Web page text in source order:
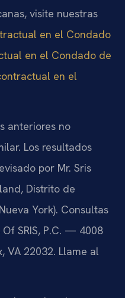
visite nuestras
en el Condado
en el Condado de
en el
anteriores no
Los resultados
por Mr. Sris
Distrito de
York). Consultas
SRIS, P.C. — 4008
VA 22032. Llame al